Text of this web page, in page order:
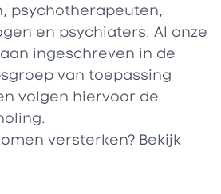
psychotherapeuten,
en psychiaters. Al onze
ingeschreven in de
van toepassing
volgen hiervoor de
versterken? Bekijk